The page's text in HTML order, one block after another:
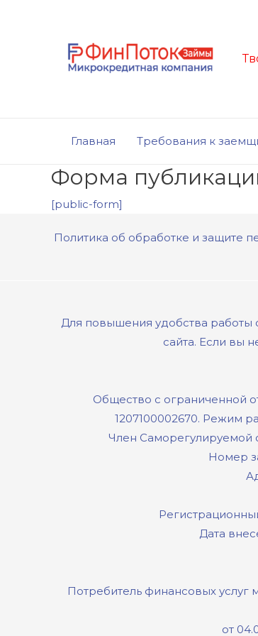
Главная Требования к
Форма
[public-form]
Политика об обработке и защите
Для повышения удобства
сайта. Если вы
Общество с ограниченной
1207100002670. Режим
Член Саморегулируемой
Номер
Дата
Потребитель финансовых услуг
от